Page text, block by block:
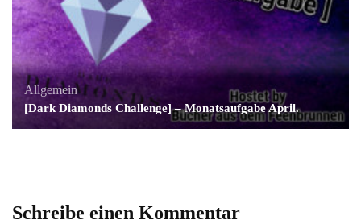
Allgemein
[Dark Diamonds Challenge] – Monatsaufgabe April.
Schreibe einen Kommentar